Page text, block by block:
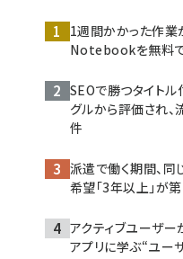
1週間かかった作
Notebookを無料
SEOで勝つタイト
グルから評価され
件
派遣で働く期間、同
希望「3年以上」が第
アクティブユーザ
アプリに学ぶ“ユー